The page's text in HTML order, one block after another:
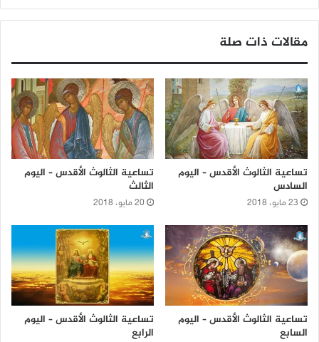
مقالات ذات صلة
تساعية الثالوث الأقدس – اليوم
السادس
23 مايو، 2018
تساعية الثالوث الأقدس – اليوم
الثالث
20 مايو، 2018
تساعية الثالوث الأقدس – اليوم
السابع
تساعية الثالوث الأقدس – اليوم
الرابع